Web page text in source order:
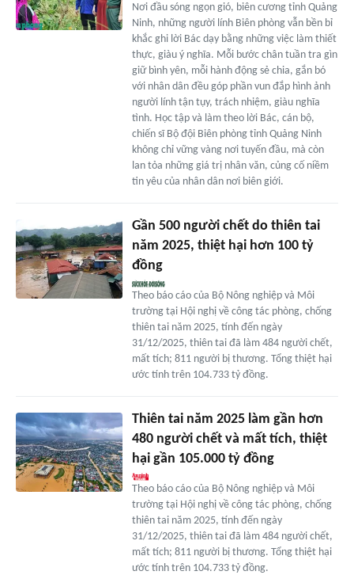
Nơi đầu sóng ngọn gió, biên cương tỉnh Quảng
Ninh, những người lính Biên phòng vẫn bền bỉ
khắc ghi lời Bác dạy bằng những việc làm thiết
thực, giàu ý nghĩa. Mỗi bước chân tuần tra gìn
giữ bình yên, mỗi hành động sẻ chia, gắn bó
với nhân dân đều góp phần vun đắp hình ảnh
người lính tận tụy, trách nhiệm, giàu nghĩa
tình. Học tập và làm theo lời Bác, cán bộ,
chiến sĩ Bộ đội Biên phòng tỉnh Quảng Ninh
không chỉ vững vàng nơi tuyến đầu, mà còn
lan tỏa những giá trị nhân văn, củng cố niềm
tin yêu của nhân dân nơi biên giới.
Gần 500 người chết do thiên tai
năm 2025, thiệt hại hơn 100 tỷ
đồng
Theo báo cáo của Bộ Nông nghiệp và Môi
trường tại Hội nghị về công tác phòng, chống
thiên tai năm 2025, tính đến ngày
31/12/2025, thiên tai đã làm 484 người chết,
mất tích; 811 người bị thương. Tổng thiệt hại
ước tính trên 104.733 tỷ đồng.
Thiên tai năm 2025 làm gần hơn
480 người chết và mất tích, thiệt
hại gần 105.000 tỷ đồng
Theo báo cáo của Bộ Nông nghiệp và Môi
trường tại Hội nghị về công tác phòng, chống
thiên tai năm 2025, tính đến ngày
31/12/2025, thiên tai đã làm 484 người chết,
mất tích; 811 người bị thương. Tổng thiệt hại
ước tính trên 104.733 tỷ đồng.